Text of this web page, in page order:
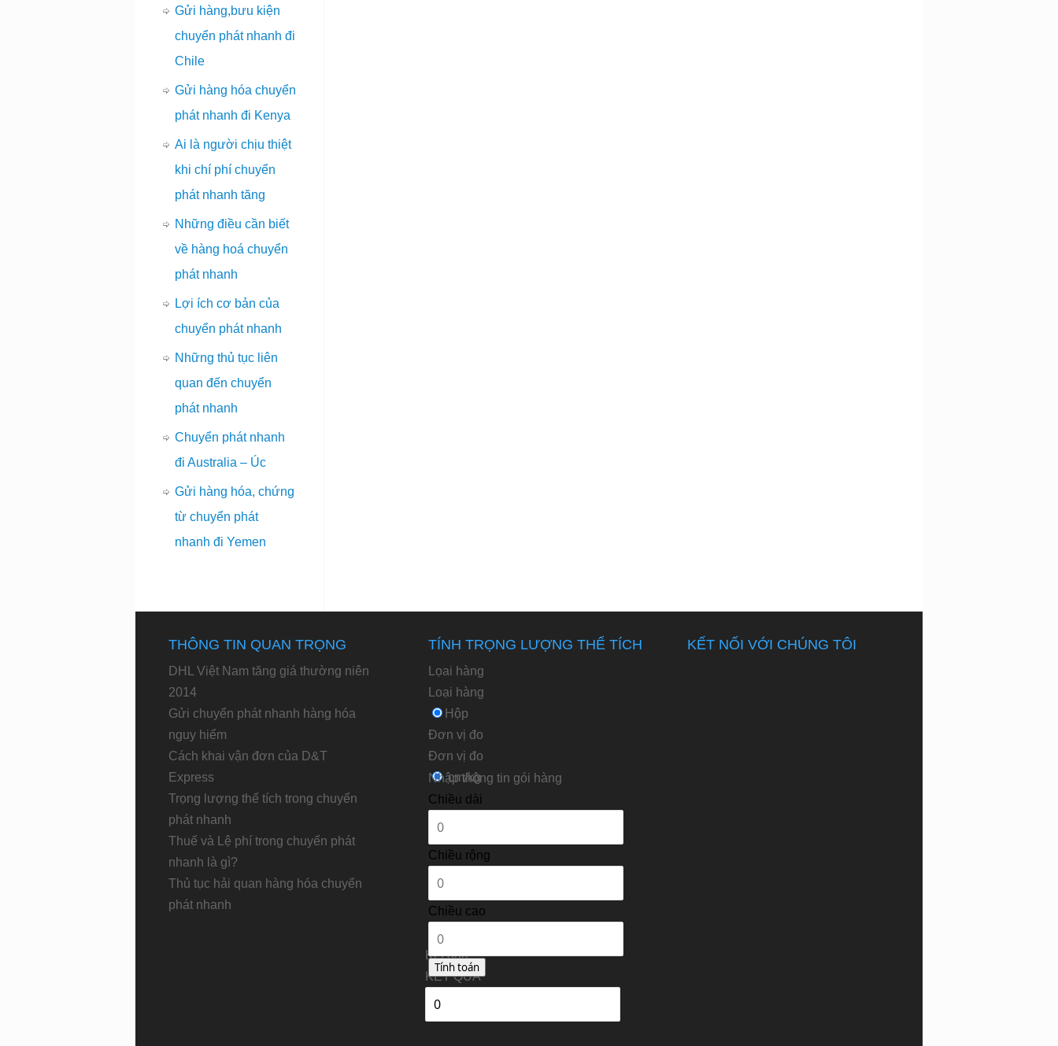
Gửi hàng,bưu kiện
chuyển phát nhanh đi
Chile
Gửi hàng hóa chuyển
phát nhanh đi Kenya
Ai là người chịu thiệt
khi chí phí chuyển
phát nhanh tăng
Những điều cần biết
về hàng hoá chuyển
phát nhanh
Lợi ích cơ bản của
chuyển phát nhanh
Những thủ tục liên
quan đến chuyển
phát nhanh
Chuyển phát nhanh
đi Australia – Úc
Gửi hàng hóa, chứng
từ chuyển phát
nhanh đi Yemen
THÔNG TIN QUAN TRỌNG
DHL Việt Nam tăng giá thường niên
2014
Gửi chuyển phát nhanh hàng hóa
nguy hiểm
Cách khai vận đơn của D&T
Express
Trọng lượng thể tích trong chuyển
phát nhanh
Thuế và Lệ phí trong chuyển phát
nhanh là gì?
Thủ tục hải quan hàng hóa chuyển
phát nhanh
TÍNH TRỌNG LƯỢNG THỂ TÍCH
Lọai hàng
Loại hàng
Hộp
Đơn vị đo
Ðơn vị đo
cm/kg
Nhập thông tin gói hàng
Chiều dài
Chiều rộng
Chiều cao
Kết quả
KẾT QUẢ
KẾT NỐI VỚI CHÚNG TÔI